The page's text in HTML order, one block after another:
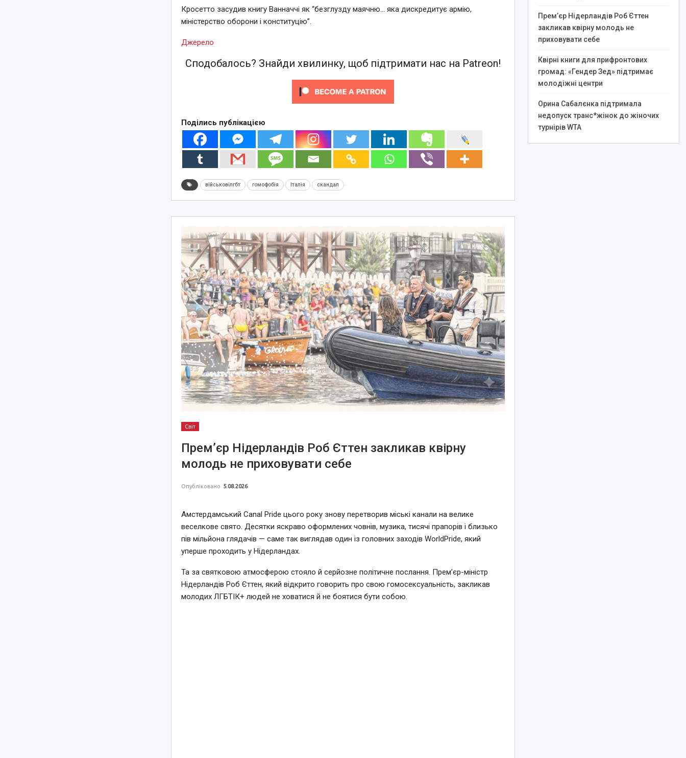
Кросетто засудив книгу Ванначчі як “безглузду маячню… яка дискредитує армію,
міністерство оборони і конституцію”.
Джерело
Сподобалось? Знайди хвилинку, щоб підтримати нас на Patreon!
Поділись публікацією
військовілгбт гомофобія Італія скандал
Світ
Прем’єр Нідерландів Роб Єттен закликав квірну
молодь не приховувати себе
Опубліковано 5.08.2026
Амстердамський Canal Pride цього року знову перетворив міські канали на велике
веселкове свято. Десятки яскраво оформлених човнів, музика, тисячі прапорів і близько
пів мільйона глядачів — саме так виглядав один із головних заходів WorldPride, який
уперше проходить у Нідерландах.
Та за святковою атмосферою стояло й серйозне політичне послання. Прем’єр-міністр
Нідерландів Роб Єттен, який відкрито говорить про свою гомосексуальність, закликав
молодих ЛГБТІК+ людей не ховатися й не боятися бути собою.
Прем’єр Нідерландів Роб Єттен
закликав квірну молодь не
приховувати себе
Квірні книги для прифронтових
громад: «Гендер Зед» підтримає
молодіжні центри
Орина Сабалєнка підтримала
недопуск транс*жінок до жіночих
турнірів WTA